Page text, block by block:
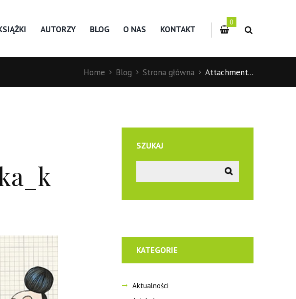
AUTORZY BLOG O NAS KONTAKT
0
Home Blog Strona główna Attachment...
SZUKAJ
KATEGORIE
Aktualności